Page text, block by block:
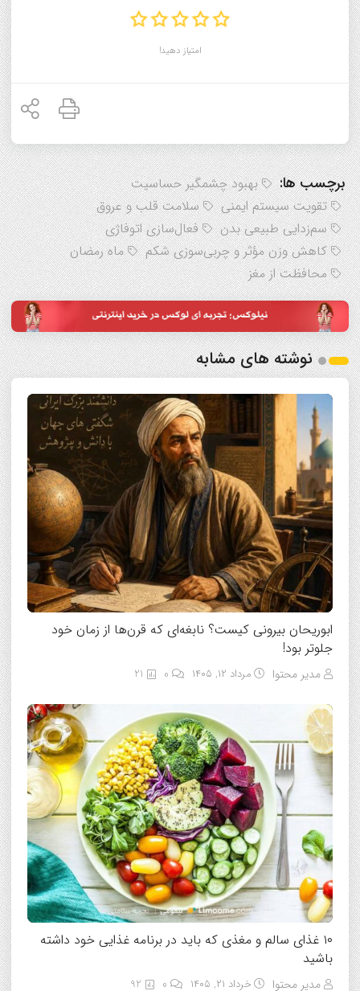
امتیاز دهید!
برچسب ها:
بهبود چشمگیر حساسیت
تقویت سیستم ایمنی
سلامت قلب و عروق
سم‌زدایی طبیعی بدن
فعال‌سازی اتوفاژی
کاهش وزن مؤثر و چربی‌سوزی شکم
ماه رمضان
محافظت از مغز
نوشته های مشابه
ابوریحان بیرونی کیست؟ نابغه‌ای که قرن‌ها از زمان خود
جلوتر بود!
مدیر محتوا مرداد ۱۲, ۱۴۰۵ 21
۱۰ غذای سالم و مغذی که باید در برنامه غذایی خود داشته
باشید
مدیر محتوا خرداد ۲۱, ۱۴۰۵ 92